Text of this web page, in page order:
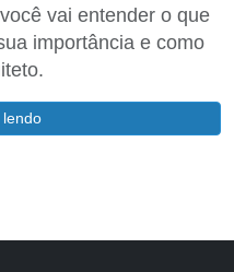
vai entender o que
importância e como
lendo